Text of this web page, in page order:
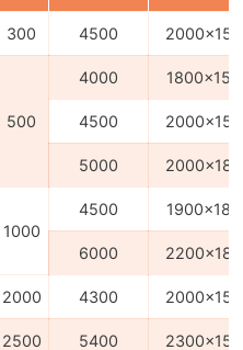
300 4500
500
4000
4500
5000
1000
4500
6000
2000 4300
2500 5400